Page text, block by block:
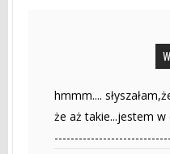
hmmm....
że aż takie...jestem w